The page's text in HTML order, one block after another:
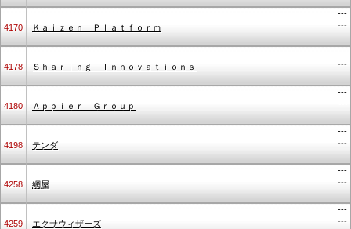
4170 Ｋａｉｚｅｎ Ｐｌａｔｆｏｒｍ
---
---
4178 Ｓｈａｒｉｎｇ Ｉｎｎｏｖａｔｉｏｎｓ
---
---
4180 Ａｐｐｉｅｒ Ｇｒｏｕｐ
---
---
4198 テンダ
---
---
4258 網屋
---
---
4259 エクサウィザーズ
---
---